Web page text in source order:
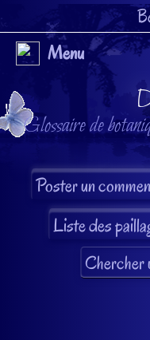
Menu
Glossaire de
Liste des